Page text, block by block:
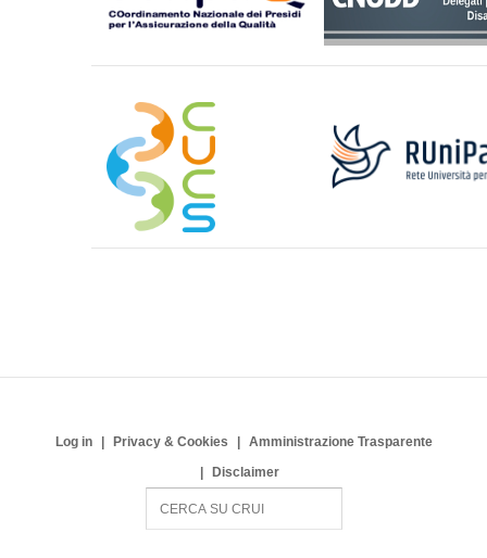
Log in Privacy & Cookies
Amministrazione Trasparente
Disclaimer